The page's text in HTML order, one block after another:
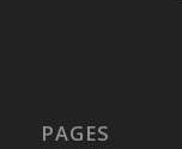
PAGES